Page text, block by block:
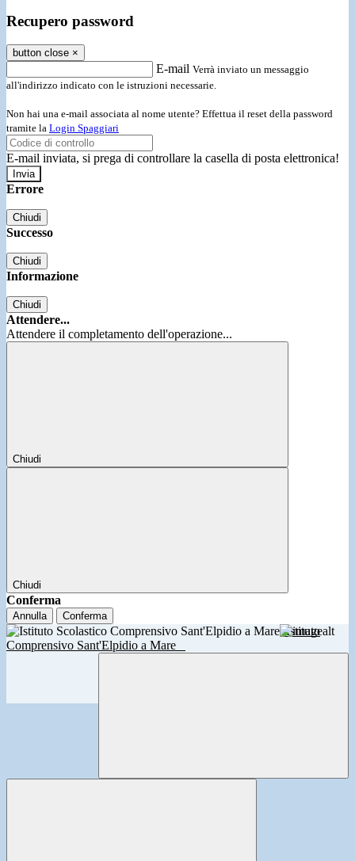
Recupero password
button close ×
E-mail Verrà inviato un messaggio
all'indirizzo indicato con le istruzioni necessarie.
Non hai una e-mail associata al nome utente? Effettua il reset della password
tramite la Login Spaggiari
E-mail inviata, si prega di controllare la casella di posta elettronica!
Errore
Chiudi
Successo
Chiudi
Informazione
Chiudi
Attendere...
Attendere il completamento dell'operazione...
Chiudi
Chiudi
Conferma
Annulla Conferma
Istituto
Comprensivo Sant'Elpidio a Mare